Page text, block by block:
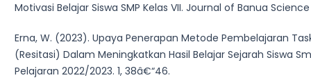
Motivasi Belajar Siswa SMP Kelas VII. Journal of Banua
Erna, W. (2023). Upaya Penerapan Metode Pembelajaran
(Resitasi) Dalam Meningkatkan Hasil Belajar Sejarah Siswa
Pelajaran 2022/2023. 1, 38â€“46.